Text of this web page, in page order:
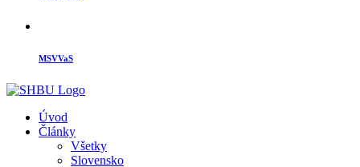
MSVVaS
Úvod
Články
Všetky
Slovensko